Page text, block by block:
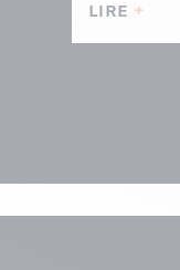
LIRE